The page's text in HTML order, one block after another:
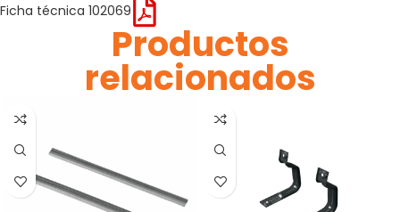
Ficha técnica 102069
Productos
relacionados